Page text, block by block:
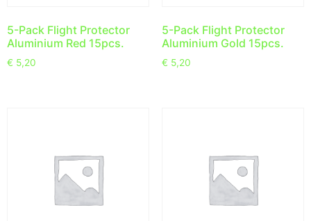
5-Pack Flight Protector
Aluminium Red 15pcs.
€ 5,20
5-Pack Flight Protector
Aluminium Gold 15pcs.
€ 5,20